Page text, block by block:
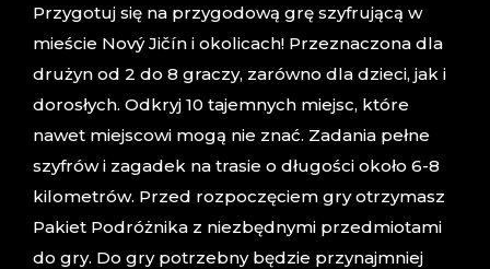
Przygotuj się na przygodową grę szyfrującą w
mieście Nový Jičín i okolicach! Przeznaczona dla
drużyn od 2 do 8 graczy, zarówno dla dzieci, jak i
dorosłych. Odkryj 10 tajemnych miejsc, które
nawet miejscowi mogą nie znać. Zadania pełne
szyfrów i zagadek na trasie o długości około 6-8
kilometrów. Przed rozpoczęciem gry otrzymasz
Pakiet Podróżnika z niezbędnymi przedmiotami
do gry. Do gry potrzebny będzie przynajmniej